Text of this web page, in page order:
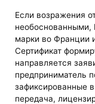
Если возражения
необоснованными,
марки во Франции
Сертификат
направляется
предприниматель
зафиксированные
передача,